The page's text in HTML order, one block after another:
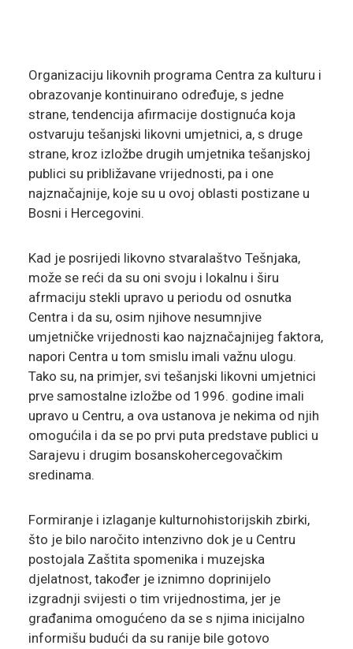
Organizaciju likovnih programa Centra za kulturu i
obrazovanje kontinuirano određuje, s jedne
strane, tendencija afirmacije dostignuća koja
ostvaruju tešanjski likovni umjetnici, a, s druge
strane, kroz izložbe drugih umjetnika tešanjskoj
publici su približavane vrijednosti, pa i one
najznačajnije, koje su u ovoj oblasti postizane u
Bosni i Hercegovini.
Kad je posrijedi likovno stvaralaštvo Tešnjaka,
može se reći da su oni svoju i lokalnu i širu
afrmaciju stekli upravo u periodu od osnutka
Centra i da su, osim njihove nesumnjive
umjetničke vrijednosti kao najznačajnijeg faktora,
napori Centra u tom smislu imali važnu ulogu.
Tako su, na primjer, svi tešanjski likovni umjetnici
prve samostalne izložbe od 1996. godine imali
upravo u Centru, a ova ustanova je nekima od njih
omogućila i da se po prvi puta predstave publici u
Sarajevu i drugim bosanskohercegovačkim
sredinama.
Formiranje i izlaganje kulturnohistorijskih zbirki,
što je bilo naročito intenzivno dok je u Centru
postojala Zaštita spomenika i muzejska
djelatnost, također je iznimno doprinijelo
izgradnji svijesti o tim vrijednostima, jer je
građanima omogućeno da se s njima inicijalno
informišu budući da su ranije bile gotovo